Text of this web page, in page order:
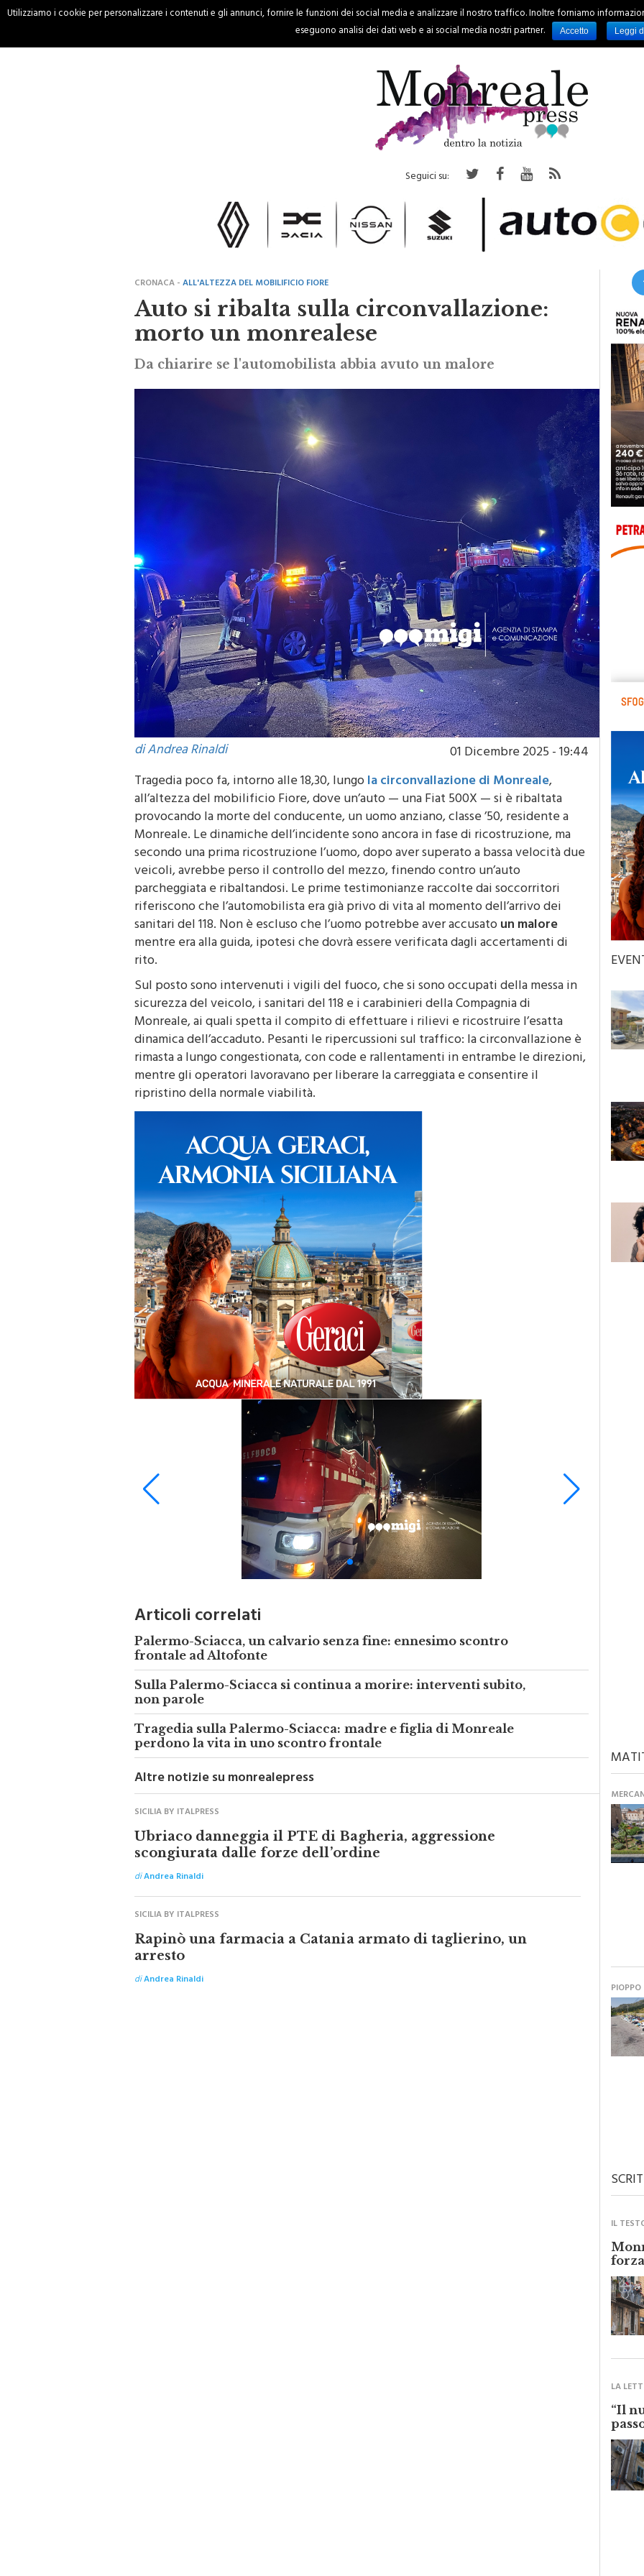
HOME CRONACA PALERMO REGIONE EVENTI RUBRICHE SPORT
Seguici su:
CRONACA - ALL'ALTEZZA DEL MOBILIFICIO FIORE
Auto si ribalta sulla circonvallazione:
morto un monrealese
Da chiarire se l'automobilista abbia avuto un malore
di Andrea Rinaldi
01 Dicembre 2025 - 19:44
Tragedia poco fa, intorno alle 18,30, lungola circonvallazione di Monreale
all’altezza del mobilificio Fiore, dove un’auto — una Fiat 500X — si è ribaltata
provocando la morte del conducente, un uomo anziano, classe ’50, residente a
Monreale. Le dinamiche dell’incidente sono ancora in fase di ricostruzione, ma
secondo una prima ricostruzione l’uomo, dopo aver superato a bassa velocità due
veicoli, avrebbe perso il controllo del mezzo, finendo contro un’auto
parcheggiata e ribaltandosi. Le prime testimonianze raccolte dai soccorritori
riferiscono che l’automobilista era già privo di vita al momento dell’arrivo dei
sanitari del 118. Non è escluso che l’uomo potrebbe aver accusatoun malore
mentre era alla guida, ipotesi che dovrà essere verificata dagli accertamenti di
rito.
Sul posto sono intervenuti i vigili del fuoco, che si sono occupati della messa in
sicurezza del veicolo, i sanitari del 118 e i carabinieri della Compagnia di
Monreale, ai quali spetta il compito di effettuare i rilievi e ricostruire l’esatta
dinamica dell’accaduto. Pesanti le ripercussioni sul traffico: la circonvallazione è
rimasta a lungo congestionata, con code e rallentamenti in entrambe le direzioni,
mentre gli operatori lavoravano per liberare la carreggiata e consentire il
ripristino della normale viabilità.
Articoli correlati
Palermo-Sciacca, un calvario senza fine: ennesimo scontro
frontale ad Altofonte
Sulla Palermo-Sciacca si continua a morire: interventi subito,
non parole
Tragedia sulla Palermo-Sciacca: madre e figlia di Monreale
perdono la vita in uno scontro frontale
Altre notizie su monrealepress
SICILIA BY ITALPRESS
Ubriaco danneggia il PTE di Bagheria, aggressione
scongiurata dalle forze dell’ordine
diAndrea Rinaldi
SICILIA BY ITALPRESS
Rapinò una farmacia a Catania armato di taglierino, un
arresto
diAndrea Rinaldi
PIOPPO
IL
LA
“Il
Utilizziamo i cookie per personalizzare i contenuti e gli annunci, fornire le funzioni dei social media e analizzare il nostro traffico. Inoltre forniamo
eseguono analisi dei dati web e ai social media nostri partner.
Accetto Leggi